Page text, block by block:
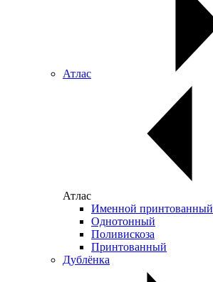
Атлас
Атлас
Именной принтованный
Однотонный
Поливискоза
Принтованный
Дублёнка